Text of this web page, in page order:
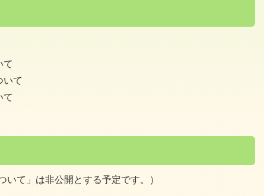
て
いて
て
て」は非公開とする予定です。）